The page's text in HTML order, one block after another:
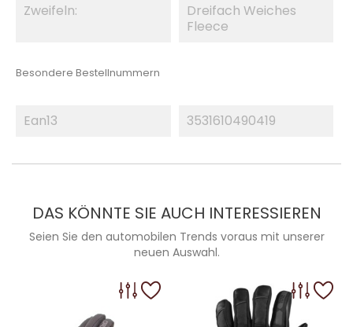
Zweifeln:
Dreifach Weiches
Fleece
Besondere Bestellnummern
Ean13 3531610490419
DAS KÖNNTE SIE AUCH INTERESSIEREN
Seien Sie den automobilen Trends voraus mit unserer
neuen Auswahl.